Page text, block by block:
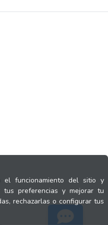
el funcionamiento del sitio y
tus preferencias y mejorar tu
rechazarlas o configurar tus